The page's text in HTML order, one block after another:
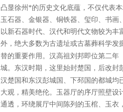
凸显徐州*的历史文化底蕴，不仅代表
玉石器、金银器、铜铁器、玺印、书
以新石器时代、汉代和明代文物较为
外，绝大多数为古遗址或古墓葬科学发
替的重要作用。汉高祖刘邦即位第二年
城。东汉时期，这里始封楚国，后改封
汉楚国和东汉彭城国、下邳国的都城均
大观，精美绝伦。玉器厅的序厅照壁
通透，环绕展厅中间陈列的玉棺、玉衣